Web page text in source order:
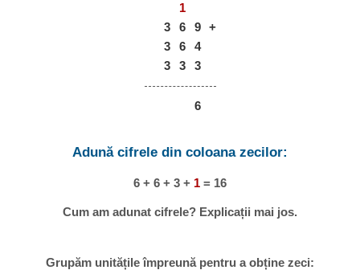
1
3
6 9
+
3
6
4
3
3 3
6
Adună cifrele din coloana zecilor:
6 + 6 + 3 + 1 = 16
Cum am adunat cifrele? Explicații mai jos.
Grupăm unitățile împreună pentru a obține zeci: